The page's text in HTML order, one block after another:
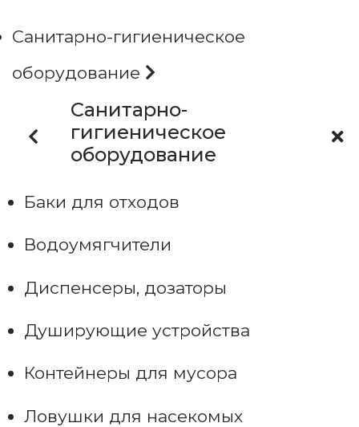
Санитарно-гигиеническое
оборудование
Санитарно-
гигиеническое
оборудование
Баки для отходов
Водоумягчители
Диспенсеры, дозаторы
Душирующие устройства
Контейнеры для мусора
Ловушки для насекомых